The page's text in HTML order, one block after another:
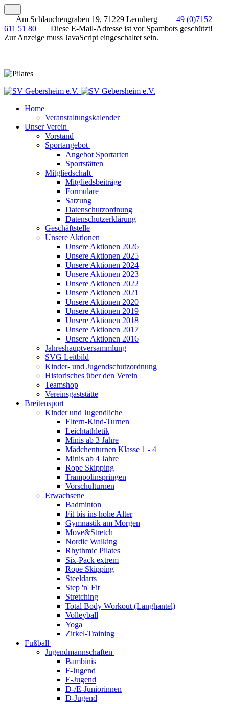
Am Schlauchengraben 19, 71229 Leonberg
+49 (0)7152
611 51 80
Diese E-Mail-Adresse ist vor Spambots geschützt!
Zur Anzeige muss JavaScript eingeschaltet sein.
Home
Veranstaltungskalender
Unser Verein
Vorstand
Sportangebot
Angebot Sportarten
Sportstätten
Mitgliedschaft
Mitgliedsbeiträge
Formulare
Satzung
Datenschutzordnung
Datenschutzerklärung
Geschäftstelle
Unsere Aktionen
Unsere Aktionen 2026
Unsere Aktionen 2025
Unsere Aktionen 2024
Unsere Aktionen 2023
Unsere Aktionen 2022
Unsere Aktionen 2021
Unsere Aktionen 2020
Unsere Aktionen 2019
Unsere Aktionen 2018
Unsere Aktionen 2017
Unsere Aktionen 2016
Jahreshauptversammlung
SVG Leitbild
Kinder- und Jugendschutzordnung
Historisches über den Verein
Teamshop
Vereinsgaststätte
Breitensport
Kinder und Jugendliche
Eltern-Kind-Turnen
Leichtathletik
Minis ab 3 Jahre
Mädchenturnen Klasse 1 - 4
Minis ab 4 Jahre
Rope Skipping
Trampolinspringen
Vorschulturnen
Erwachsene
Badminton
Fit bis ins hohe Alter
Gymnastik am Morgen
Move&Stretch
Nordic Walking
Rhythmic Pilates
Six-Pack extrem
Rope Skipping
Steeldarts
Step 'n' Fit
Stretching
Total Body Workout (Langhantel)
Volleyball
Yoga
Zirkel-Training
Fußball
Jugendmannschaften
Bambinis
F-Jugend
E-Jugend
D-/E-Juniorinnen
D-Jugend